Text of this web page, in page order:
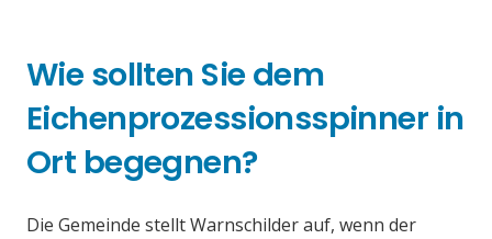
Wie sollten Sie dem
Eichenprozessionsspinner in
Ort begegnen?
Die Gemeinde stellt Warnschilder auf, wenn der